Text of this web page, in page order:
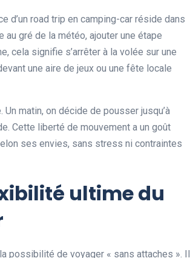
d’un road trip en camping-car réside dans
gré de la météo, ajouter une étape
cela signifie s’arrêter à la volée sur une
une aire de jeux ou une fête locale
matin, on décide de pousser jusqu’à
Cette liberté de mouvement a un goût
ses envies, sans stress ni contraintes
ultime du
possibilité de voyager « sans attaches ». Il